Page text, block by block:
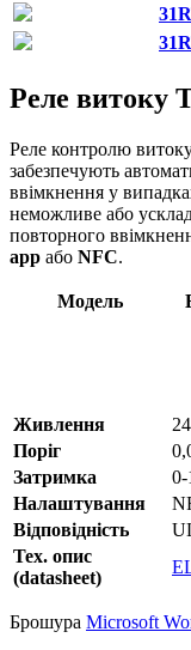
Реле витоку
Реле контролю
забезпечують
ввімкнення у
неможливе або
повторного
app або NFC.
Модель
Живлення
Поріг
Затримка
0-
Налаштування
Відповідність
Тех. опис
(datasheet)
Брошура Microsoft